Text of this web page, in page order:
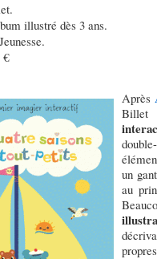
illustré dès 3 ans.
€
Après
Billet
un
au